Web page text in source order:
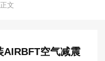
正文
AIRBFT空气减震